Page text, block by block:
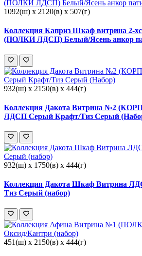
1092(ш) x 2120(в) x 507(г)
Коллекция Каприз Шкаф витрина 2-
(ПОЛКИ ЛДСП) Белый/Ясень анкор
932(ш) x 2150(в) x 444(г)
Коллекция Дакота Витрина №2
ЛДСП Серый Крафт/Тиз Серый
932(ш) x 1750(в) x 444(г)
Коллекция Дакота Шкаф Витрина
Тиз Серый (набор)
451(ш) x 2150(в) x 444(г)